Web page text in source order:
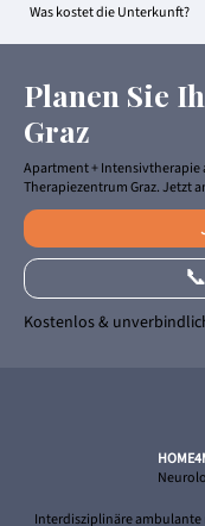
Was kostet die Unterkunft?
Planen Sie
Graz
Apartment + Intensivtherapie
Therapiezentrum Graz. Jetzt
Kostenlos &
Interdisziplinäre ambulante